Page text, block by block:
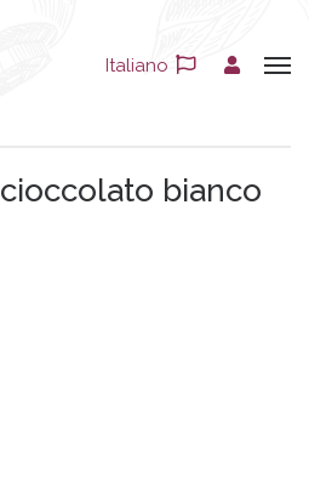
Italiano
cioccolato bianco